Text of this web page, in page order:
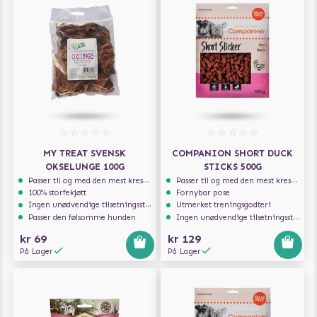
MY TREAT SVENSK
OKSELUNGE 100G
Passer til og med den mest kresne hunden
100% storfekjøtt
Ingen unødvendige tilsetningsstoffer
Passer den følsomme hunden
kr 69
På Lager
COMPANION SHORT DUCK
STICKS 500G
Passer til og med den mest kresne hunden
Fornybar pose
Utmerket treningsgodteri
Ingen unødvendige tilsetningsstoffer
kr 129
På Lager